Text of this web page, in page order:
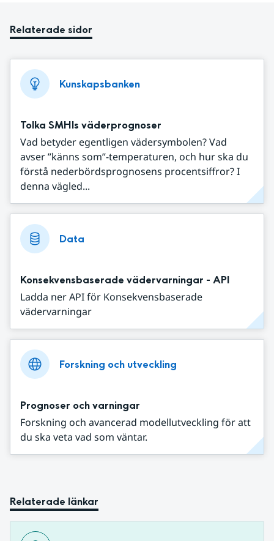
Relaterade sidor
Kunskapsbanken
Tolka SMHIs väderprognoser
Vad betyder egentligen vädersymbolen? Vad
avser ”känns som”-temperaturen, och hur ska du
förstå nederbördsprognosens procentsiffror? I
denna vägled...
Data
Konsekvensbaserade vädervarningar - API
Ladda ner API för Konsekvensbaserade
vädervarningar
Forskning och utveckling
Prognoser och varningar
Forskning och avancerad modellutveckling för att
du ska veta vad som väntar.
Relaterade länkar